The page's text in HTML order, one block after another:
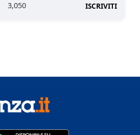
3,050 ISCRIVITI